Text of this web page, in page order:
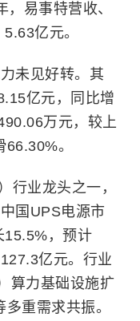
易事特营收、
亿元。
未见好转。其
亿元，同比增
万元，较上
。
行业龙头之一，
国UPS电源市
15.5%，预计
亿元。行业
算力基础设施扩
重需求共振。